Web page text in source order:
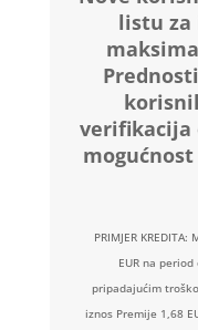
listu za
verifikacija
PRIMJER
EUR na
pripadajućim
iznos Premije 1,68